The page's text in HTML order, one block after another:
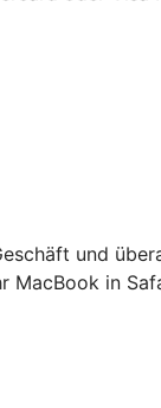
und
MacBook in